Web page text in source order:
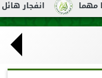
انفجار هائل لناقلة نفط